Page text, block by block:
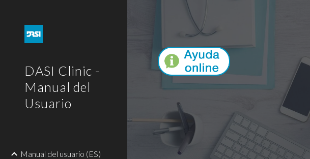
DASI Clinic -
Manual del
Usuario
Manual del usuario (ES)